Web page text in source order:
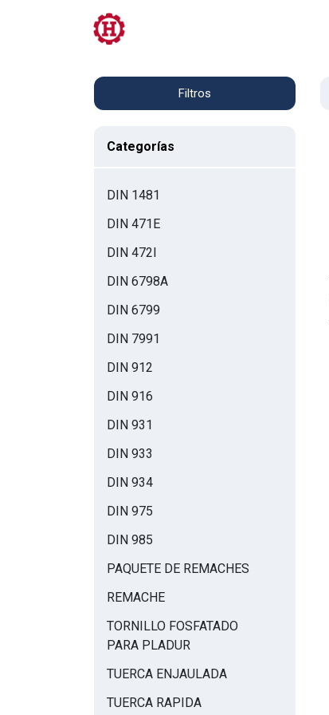
Filtros
Categorías
DIN 1481
DIN 471E
DIN 472I
DIN 6798A
DIN 6799
DIN 7991
DIN 912
DIN 916
DIN 931
DIN 933
DIN 934
DIN 975
DIN 985
PAQUETE DE REMACHES
REMACHE
TORNILLO FOSFATADO
PARA PLADUR
TUERCA ENJAULADA
TUERCA RAPIDA